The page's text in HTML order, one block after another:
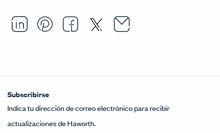
Share this article on
Opens in a new window.
Pin this article on
Opens in a new window.
Share this article on
Opens in a new
Share this
Opens in a new
Email this
Opens in a
Subscribirse
Indica tu dirección de correo electrónico para recibir
actualizaciones de Haworth.